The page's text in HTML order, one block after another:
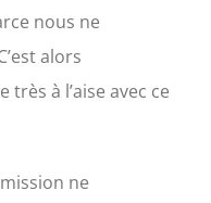
nous ne
alors
à l’aise avec ce
ne